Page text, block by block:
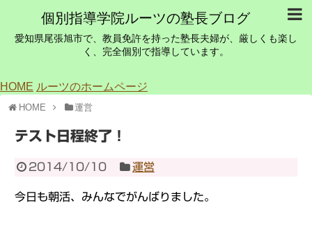
個別指導学院ルーツの塾長ブログ
愛知県尾張旭市で、教員免許を持った塾長夫婦が、厳しくも楽し
く、完全個別で指導しています。
HOME ルーツのホームページ
HOME 運営
テスト日程終了！
2014/10/10 運営
今日も朝活、みんなでがんばりました。